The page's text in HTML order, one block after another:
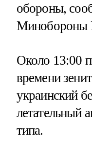
обороны,
Минобороны
Около 13:00
времени
украинский
летательный
типа.